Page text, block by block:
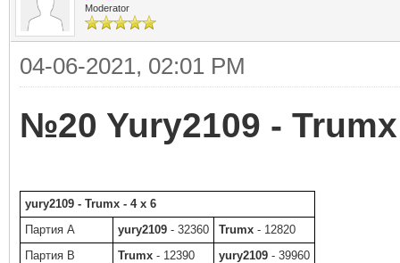
Moderator
04-06-2021, 02:01 PM
№20 Yury2109 - Trumx
yury2109 - Trumx - 4 x 6
Партия A
yury2109 - 32360 Trumx - 12820
Партия B
Trumx - 12390 yury2109 - 39960